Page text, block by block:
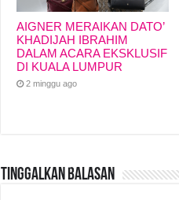
AIGNER MERAIKAN DATO’
KHADIJAH IBRAHIM
DALAM ACARA EKSKLUSIF
DI KUALA LUMPUR
2 minggu ago
Tinggalkan Balasan